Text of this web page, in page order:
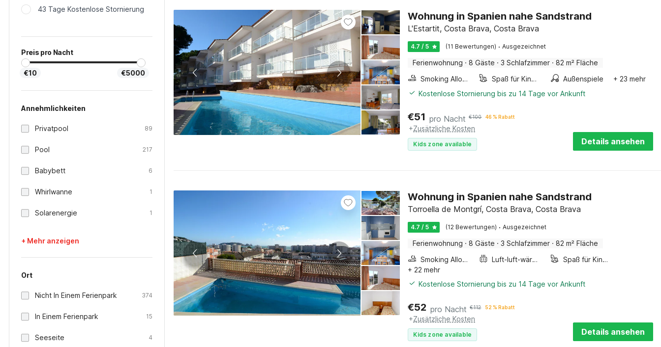
43 Tage Kostenlose Stornierung
Preis pro Nacht
€10 €5000
Annehmlichkeiten
Privatpool 89
Pool 217
Babybett 6
Whirlwanne 1
Solarenergie 1
+ Mehr anzeigen
Ort
Nicht In Einem Ferienpark 374
In Einem Ferienpark 15
Seeseite 4
Wohnung in Spanien nahe Sandstrand
L'Estartit, Costa Brava, Costa Brava
4.7 / 5 (11 Bewertungen) · Ausgezeichnet
Ferienwohnung · 8 Gäste · 3 Schlafzimmer · 82 m² Fläche
Smoking Allowed
Spaß für Kinder Außenspiele
+ 23 mehr
Kostenlose Stornierung bis zu 14 Tage vor Ankunft
€51 pro Nacht €100 46 % Rabatt
+Zusätzliche Kosten
Kids zone available Details ansehen
Wohnung in Spanien nahe Sandstrand
Torroella de Montgrí, Costa Brava, Costa Brava
4.7 / 5 (12 Bewertungen) · Ausgezeichnet
Ferienwohnung · 8 Gäste · 3 Schlafzimmer · 82 m² Fläche
Smoking Allowed
Luft-luft-wärmepumpe
Spaß für Kinder
+ 22 mehr
Kostenlose Stornierung bis zu 14 Tage vor Ankunft
€52 pro Nacht €112 52 % Rabatt
+Zusätzliche Kosten
Kids zone available Details ansehen